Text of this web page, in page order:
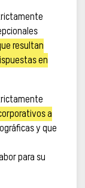
resultan
en
a
y que
para su